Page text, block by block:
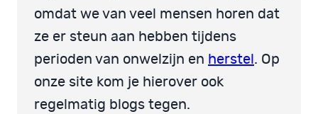
omdat we van veel mensen horen dat
ze er steun aan hebben tijdens
perioden van onwelzijn en herstel . Op
onze site kom je hierover ook
regelmatig blogs tegen.